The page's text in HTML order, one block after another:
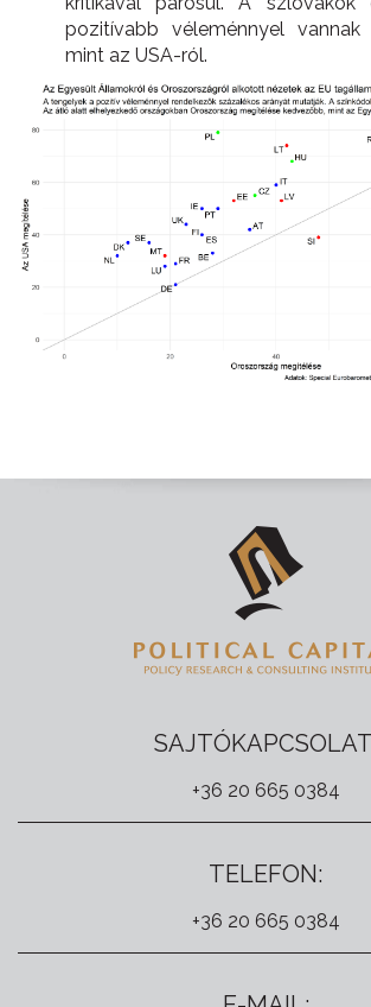
pozitívabb véleménnyel vannak
mint az USA-ról.
+36 20 665 0384
TELEFON:
+36 20 665 0384